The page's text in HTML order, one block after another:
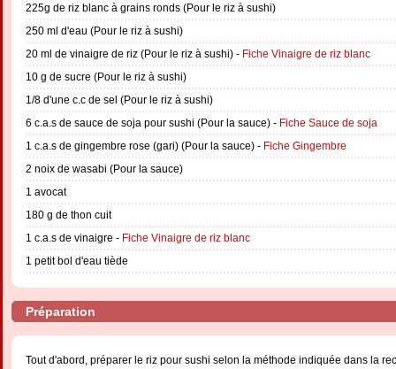
225g de riz blanc à grains ronds (Pour le riz à sushi)
250 ml d'eau (Pour le riz à sushi)
20 ml de vinaigre de riz (Pour le riz à sushi) - Fiche Vinaigre de riz blanc
10 g de sucre (Pour le riz à sushi)
1/8 d'une c.c de sel (Pour le riz à sushi)
6 c.a.s de sauce de soja pour sushi (Pour la sauce) - Fiche Sauce de soja
1 c.a.s de gingembre rose (gari) (Pour la sauce) - Fiche Gingembre
2 noix de wasabi (Pour la sauce)
1 avocat
180 g de thon cuit
1 c.a.s de vinaigre - Fiche Vinaigre de riz blanc
1 petit bol d'eau tiède
Préparation
Tout d'abord, préparer le riz pour sushi selon la méthode indiquée dans la